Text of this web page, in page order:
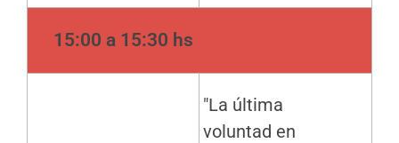
15:00 a 15:30 hs
"La última
voluntad en